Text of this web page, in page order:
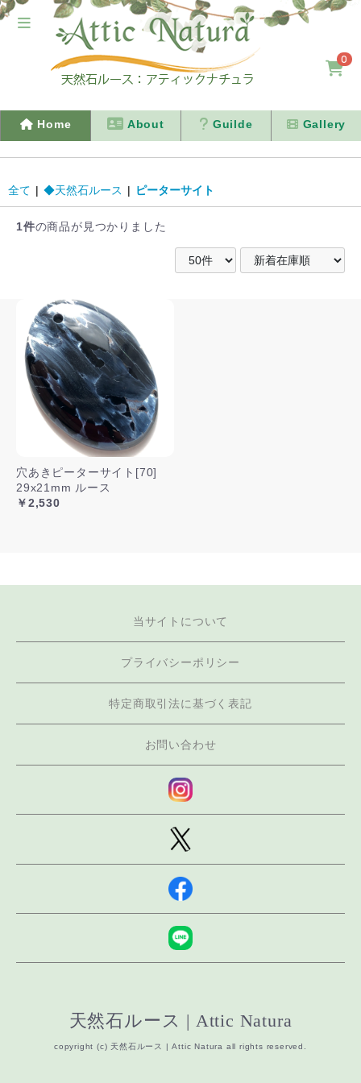
0
Home About Guilde Gallery
全て | ◆天然石ルース | ピーターサイト
1件の商品が見つかりました
穴あきピーターサイト[70]
29x21mm ルース
￥2,530
当サイトについて
プライバシーポリシー
特定商取引法に基づく表記
お問い合わせ
天然石ルース | Attic Natura
copyright (c) 天然石ルース | Attic Natura all rights reserved.